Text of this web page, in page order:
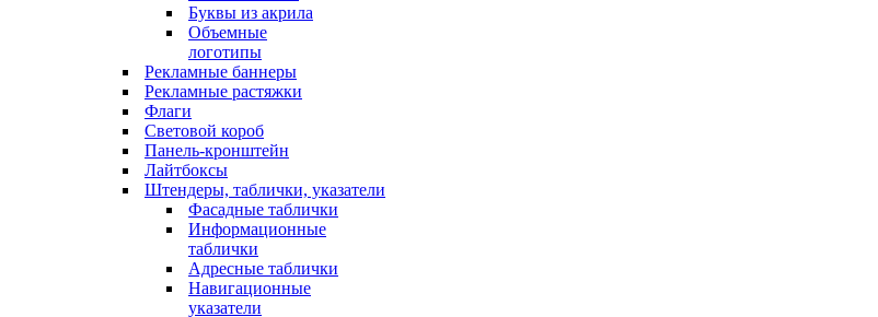
Буквы из акрила
Объемные
логотипы
Рекламные баннеры
Рекламные растяжки
Флаги
Световой короб
Панель-кронштейн
Лайтбоксы
Штендеры, таблички, указатели
Фасадные таблички
Информационные
таблички
Адресные таблички
Навигационные
указатели